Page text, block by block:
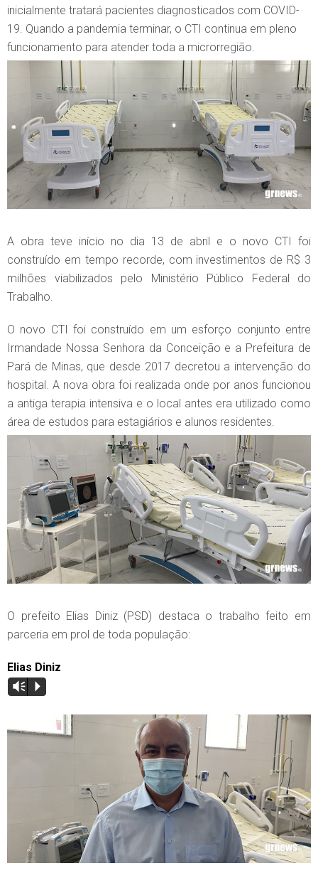
inicialmente tratará pacientes diagnosticados com COVID-
19. Quando a pandemia terminar, o CTI continua em pleno
funcionamento para atender toda a microrregião.
A obra teve início no dia 13 de abril e o novo CTI foi
construído em tempo recorde, com investimentos de R$ 3
milhões viabilizados pelo Ministério Público Federal do
Trabalho.
O novo CTI foi construído em um esforço conjunto entre
Irmandade Nossa Senhora da Conceição e a Prefeitura de
Pará de Minas, que desde 2017 decretou a intervenção do
hospital. A nova obra foi realizada onde por anos funcionou
a antiga terapia intensiva e o local antes era utilizado como
área de estudos para estagiários e alunos residentes.
O prefeito Elias Diniz (PSD) destaca o trabalho feito em
parceria em prol de toda população:
Elias Diniz
Vm P